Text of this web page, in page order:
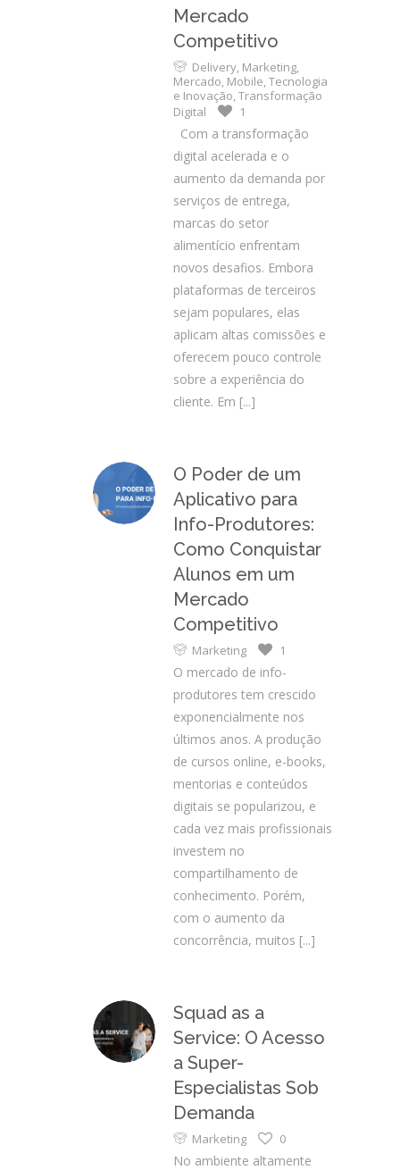
Mercado
Competitivo
Delivery, Marketing,
Mercado, Mobile,Tecnologia
e Inovação,Transformação
Digital
1
Com a transformação
digital acelerada e o
aumento da demanda por
serviços de entrega,
marcas do setor
alimentício enfrentam
novos desafios. Embora
plataformas de terceiros
sejam populares, elas
aplicam altas comissões e
oferecem pouco controle
sobre a experiência do
cliente. Em [...]
O Poder de um
Aplicativo para
Info-Produtores:
Como Conquistar
Alunos em um
Mercado
Competitivo
Marketing 1
O mercado de info-
produtores tem crescido
exponencialmente nos
últimos anos. A produção
de cursos online, e-books,
mentorias e conteúdos
digitais se popularizou, e
cada vez mais profissionais
investem no
compartilhamento de
conhecimento. Porém,
com o aumento da
concorrência, muitos [...]
Squad as a
Service: O Acesso
a Super-
Especialistas Sob
Demanda
Marketing 0
No ambiente altamente